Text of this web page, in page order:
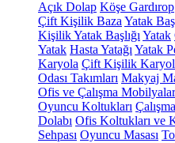
Açık Dolap Köşe Gardırop
Çift Kişilik Baza Yatak
Kişilik Yatak Başlığı Yatak
Yatak Hasta Yatağı Yatak
Karyola Çift Kişilik
Odası Takımları Makyaj
Ofis ve Çalışma
Oyuncu Koltukları
Dolabı Ofis Koltukları ve
Sehpası Oyuncu Masası